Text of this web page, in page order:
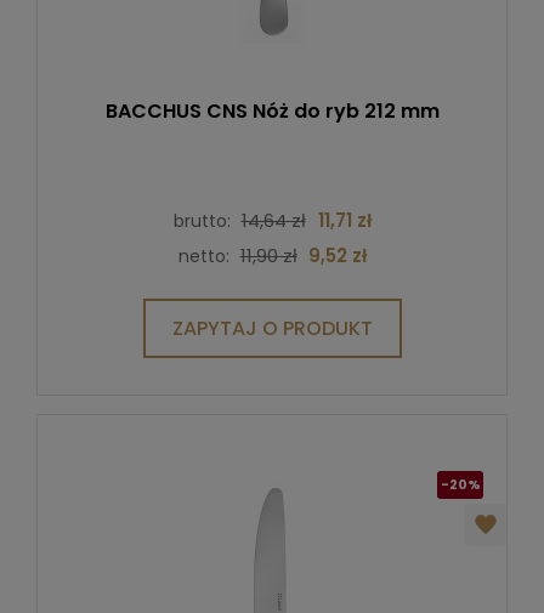
BACCHUS CNS Nóż do ryb 212 mm
brutto: 14,64 zł 11,71 zł
netto: 11,90 zł 9,52 zł
ZAPYTAJ O PRODUKT
-20%